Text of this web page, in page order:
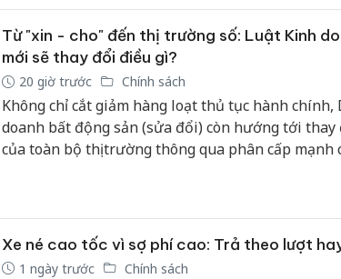
41/2024/QH15.
Từ "xin - cho" đến thị trường số: Luật Kinh
mới sẽ thay đổi điều gì?
20 giờ trước Chính sách
Không chỉ cắt giảm hàng loạt thủ tục hành
doanh bất động sản (sửa đổi) còn hướng tới thay
của toàn bộ thị trường thông qua phân cấp mạnh
cách lớn nhằm khơi thông nguồn lực, nâng cao
động lực mới cho thị trường bất động sản Việt
Xe né cao tốc vì sợ phí cao: Trả theo lượt
1 ngày trước Chính sách